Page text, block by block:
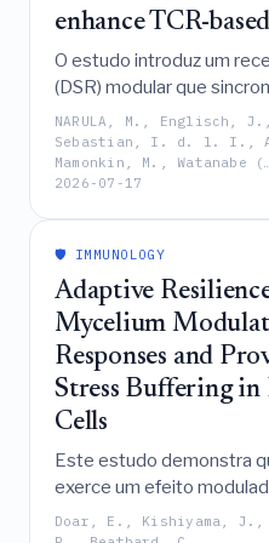
enhance TCR-
O estudo introduz um
(DSR) modular que
coestimulação e de
expansão, a persistência
células T em
NARULA, M., Englisch,
Sebastian, I. d. l. I.,
Mamonkin, M., Watanabe
2026-07-17
🛡️ IMMUNOLOGY
Adaptive
Mycelium
Responses and
Stress Buffering
Cells
Este estudo demonstra
exerce um efeito
adaptativo e dependente
Doar, E., Kishiyama,